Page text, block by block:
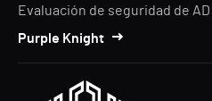
Evaluación de seguridad de
Purple Knight